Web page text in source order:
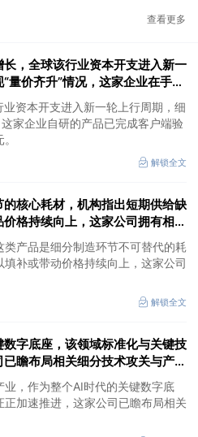
查看更多
长，全球该行业资本开支进入新一
量价齐升”情况，这家企业在手订
资本开支进入新一轮上行周期，细
家企业自研的产品已完成客户端验
解锁全文
的核心耗材，机构指出短期供给缺
格持续向上，这家公司拥有相关
产品是细分制造环节不可替代的耗
补或带动价格持续向上，这家公司
解锁全文
数字底座，该领域标准化与关键技
瞻布局相关细分技术攻关与产品
，作为整个AI时代的关键数字底
加速推进，这家公司已瞻布局相关